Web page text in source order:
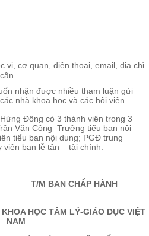
vị, cơ quan, điện thoại, email, địa chỉ
nhận được nhiều tham luận gửi
nhà khoa học và các hội viên.
Đông có 3 thành viên trong 3
Văn Công Trưởng tiểu ban nội
tiểu ban nội dung; PGĐ trung
viên ban lễ tân – tài chính:
HÀNH
LÝ-GIÁO DỤC VIỆT
NAM